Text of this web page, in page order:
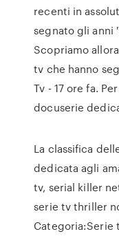
recenti in
segnato gli anni
Scopriamo
tv che hanno
Tv - 17 ore fa.
docuserie
La classifica
dedicata agli
tv, serial killer
serie tv thriller
Categoria:Serie